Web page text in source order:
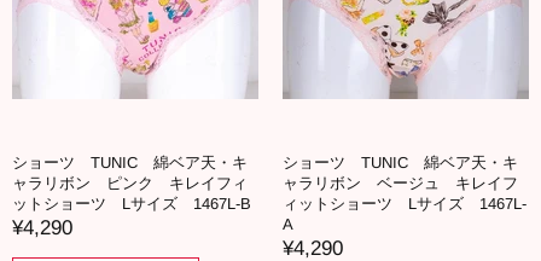
ショーツ TUNIC 綿ベア天・キ
ャラリボン ピンク キレイフィ
ットショーツ Lサイズ 1467L-B
¥4,290
ショーツ TUNIC 綿ベア天・キ
ャラリボン ベージュ キレイフ
ィットショーツ Lサイズ 1467L-
A
¥4,290